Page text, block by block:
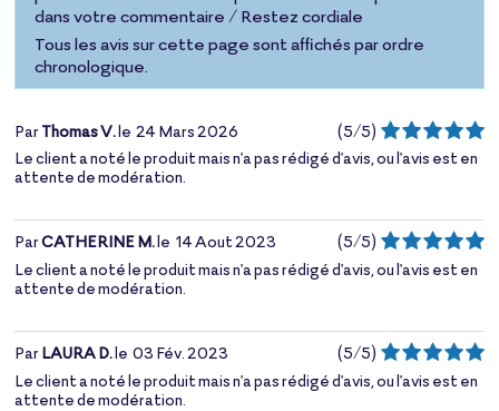
dans votre commentaire / Restez cordiale
Tous les avis sur cette page sont affichés par ordre
chronologique.
ParThomas V.le 24 Mars 2026 (5/5)
Le client a noté le produit mais n'a pas rédigé d'avis, ou l'avis est en
attente de modération.
ParCATHERINE M.le 14 Aout 2023 (5/5)
Le client a noté le produit mais n'a pas rédigé d'avis, ou l'avis est en
attente de modération.
ParLAURA D.le 03 Fév. 2023 (5/5)
Le client a noté le produit mais n'a pas rédigé d'avis, ou l'avis est en
attente de modération.